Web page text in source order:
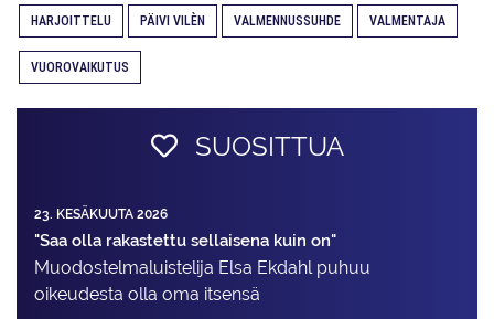
HARJOITTELU PÄIVI VILÈN VALMENNUSSUHDE VALMENTAJA
VUOROVAIKUTUS
SUOSITTUA
23. KESÄKUUTA 2026
"Saa olla rakastettu sellaisena kuin on"
Muodostelma­luistelija Elsa Ekdahl puhuu
oikeudesta olla oma itsensä